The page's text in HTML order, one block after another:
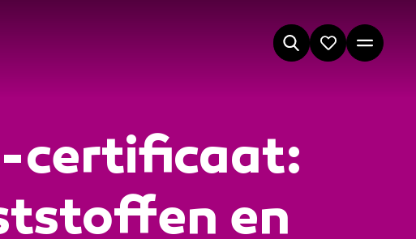
certificaat:
en